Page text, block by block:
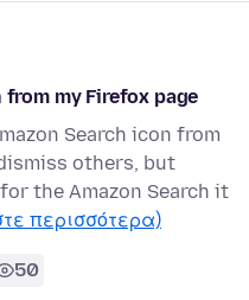
from my Firefox page
Search icon from
others, but
the Amazon Search it
περισσότερα)
50